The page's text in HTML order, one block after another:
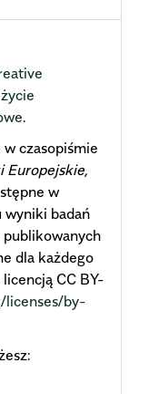
.
czasopiśmie
Europejskie,
w
wyniki badań
publikowanych
dla każdego
CC BY-
licenses/by-